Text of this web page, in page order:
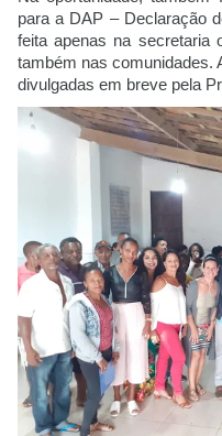
para a DAP – Declaração
feita apenas na secretaria
também nas comunidades.
divulgadas em breve pela